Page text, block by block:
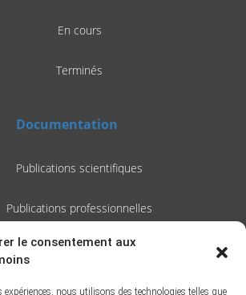
le consentement aux
expériences, nous utilisons des technologies telles que
En cours
Terminés
Documentation
Publications scientifiques
Publications professionnelles
Soutien à l’intervention
Essais, mémoires et thèses